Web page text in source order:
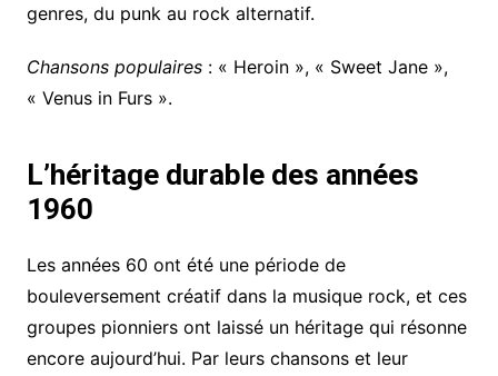
genres, du punk au rock alternatif.
Chansons populaires: « Heroin », « Sweet Jane »,
« Venus in Furs ».
L’héritage durable des années
1960
Les années 60 ont été une période de
bouleversement créatif dans la musique rock, et ces
groupes pionniers ont laissé un héritage qui résonne
encore aujourd’hui. Par leurs chansons et leur